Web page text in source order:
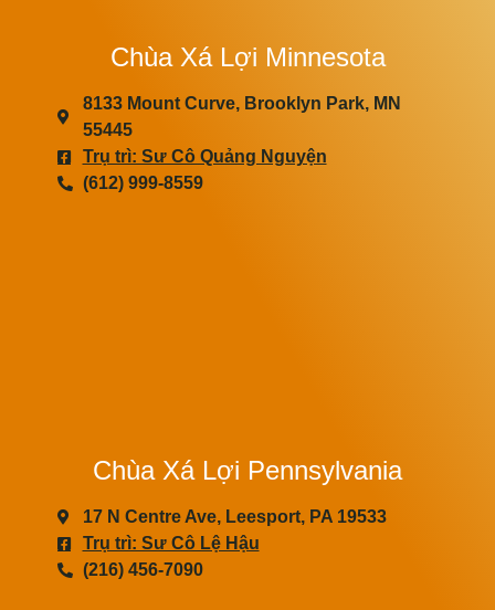
Chùa Xá Lợi Minnesota
8133 Mount Curve, Brooklyn Park, MN
55445
Trụ trì: Sư Cô Quảng Nguyện
(612) 999-8559
Chùa Xá Lợi Pennsylvania
17 N Centre Ave, Leesport, PA 19533
Trụ trì: Sư Cô Lệ Hậu
(216) 456-7090